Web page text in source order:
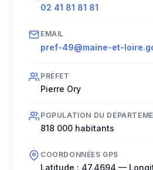
02 41 81 81 81
EMAIL
pref-49@maine-et-
PRÉFET
Pierre Ory
POPULATION DU
818 000 habitants
COORDONNÉES GPS
Latitude : 47.4694 —